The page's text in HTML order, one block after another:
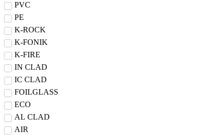
PVC
PE
K-ROCK
K-FONIK
K-FIRE
IN CLAD
IC CLAD
FOILGLASS
ECO
AL CLAD
AIR